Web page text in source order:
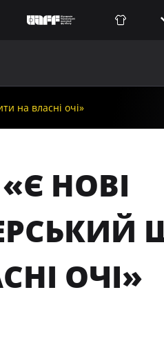
на власні очі»
НОВІ
ОЧІ»